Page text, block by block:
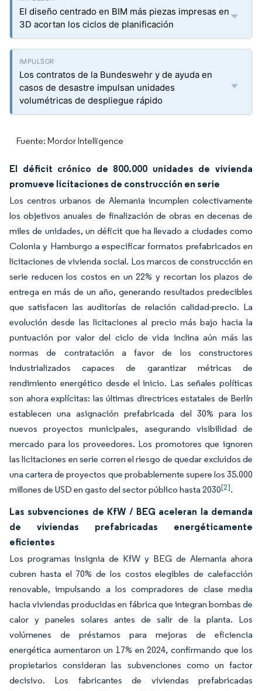
El diseño centrado en BIM más piezas impresas en
3D acortan los ciclos de planificación
Los contratos de la Bundeswehr y de ayuda en
casos de desastre impulsan unidades
volumétricas de despliegue rápido
Fuente: Mordor Intelligence
El déficit crónico de 800.000 unidades de vivienda
promueve licitaciones de construcción en serie
Los centros urbanos de Alemania incumplen colectivamente
los objetivos anuales de finalización de obras en decenas de
miles de unidades, un déficit que ha llevado a ciudades como
Colonia y Hamburgo a especificar formatos prefabricados en
licitaciones de vivienda social. Los marcos de construcción en
serie reducen los costos en un 22% y recortan los plazos de
entrega en más de un año, generando resultados predecibles
que satisfacen las auditorías de relación calidad-precio. La
evolución desde las licitaciones al precio más bajo hacia la
puntuación por valor del ciclo de vida inclina aún más las
normas de contratación a favor de los constructores
industrializados capaces de garantizar métricas de
rendimiento energético desde el inicio. Las señales políticas
son ahora explícitas: las últimas directrices estatales de Berlín
establecen una asignación prefabricada del 30% para los
nuevos proyectos municipales, asegurando visibilidad de
mercado para los proveedores. Los promotores que ignoren
las licitaciones en serie corren el riesgo de quedar excluidos de
una cartera de proyectos que probablemente supere los 35.000
millones de USD en gasto del sector público hasta 2030[2].
Las subvenciones de KfW / BEG aceleran la demanda
de viviendas prefabricadas energéticamente
eficientes
Los programas insignia de KfW y BEG de Alemania ahora
cubren hasta el 70% de los costos elegibles de calefacción
renovable, impulsando a los compradores de clase media
hacia viviendas producidas en fábrica que integran bombas de
calor y paneles solares antes de salir de la planta. Los
volúmenes de préstamos para mejoras de eficiencia
energética aumentaron un 17% en 2024, confirmando que los
propietarios consideran las subvenciones como un factor
decisivo. Los fabricantes de viviendas prefabricadas